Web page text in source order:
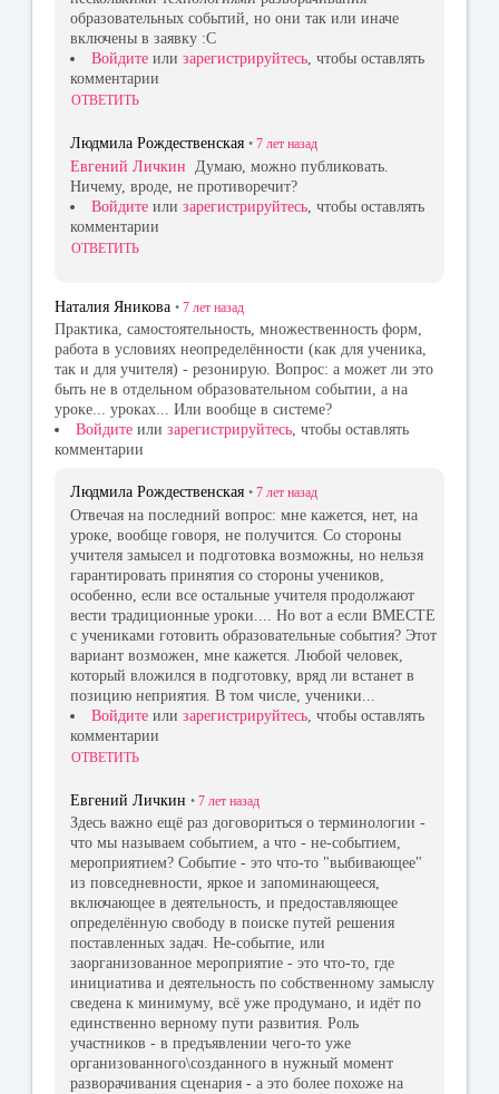
образовательных событий, но они так или иначе
включены в заявку :С
Войдите или зарегистрируйтесь, чтобы оставлять
комментарии
ОТВЕТИТЬ
Людмила Рождественская • 7 лет назад
Евгений Личкин
Думаю, можно публиковать.
Ничему, вроде, не противоречит?
Войдите или зарегистрируйтесь , чтобы оставлять
комментарии
ОТВЕТИТЬ
Наталия Яникова • 7 лет назад
Практика, самостоятельность, множественность форм,
работа в условиях неопределённости (как для ученика,
так и для учителя) - резонирую. Вопрос: а может ли это
быть не в отдельном образовательном событии, а на
уроке... уроках... Или вообще в системе?
Войдите или зарегистрируйтесь, чтобы оставлять
комментарии
Людмила Рождественская • 7 лет назад
Отвечая на последний вопрос: мне кажется, нет, на
уроке, вообще говоря, не получится. Со стороны
учителя замысел и подготовка возможны, но нельзя
гарантировать принятия со стороны учеников,
особенно, если все остальные учителя продолжают
вести традиционные уроки.... Но вот а если ВМЕСТЕ
с учениками готовить образовательные события? Этот
вариант возможен, мне кажется. Любой человек,
который вложился в подготовку, вряд ли встанет в
позицию неприятия. В том числе, ученики...
Войдите или зарегистрируйтесь , чтобы оставлять
комментарии
ОТВЕТИТЬ
Евгений Личкин • 7 лет назад
Здесь важно ещё раз договориться о терминологии -
что мы называем событием, а что - не-событием,
мероприятием? Событие - это что-то "выбивающее"
из повседневности, яркое и запоминающееся,
включающее в деятельность, и предоставляющее
определённую свободу в поиске путей решения
поставленных задач. Не-событие, или
заорганизованное мероприятие - это что-то, где
инициатива и деятельность по собственному замыслу
сведена к минимуму, всё уже продумано, и идёт по
единственно верному пути развития. Роль
участников - в предъявлении чего-то уже
организованного\созданного в нужный момент
разворачивания сценария - а это более похоже на